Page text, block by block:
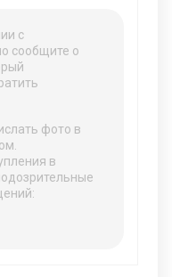
с
сообщите о
фото в
в